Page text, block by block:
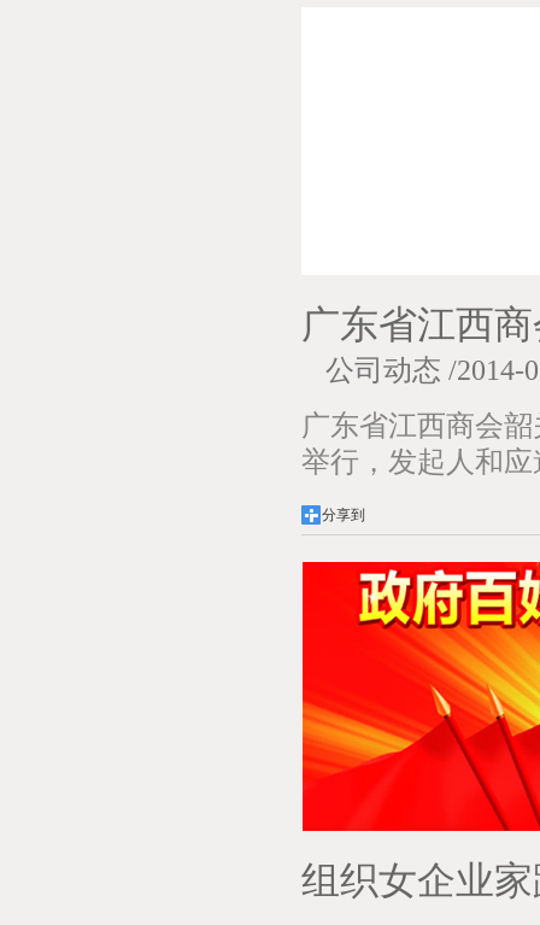
广东省江西
公司动态 /2014-
广东省江西商会
举行，发起人和
分享到
组织女企业